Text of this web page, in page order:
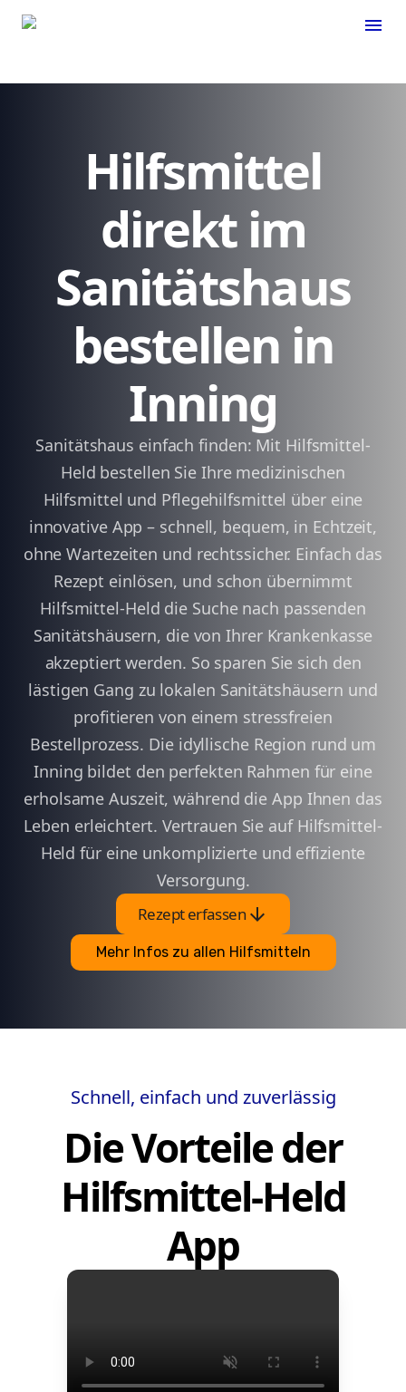
menu
Hilfsmittel
direkt im
Sanitätshaus
bestellen in
Inning
Sanitätshaus einfach finden: Mit Hilfsmittel-
Held bestellen Sie Ihre medizinischen
Hilfsmittel und Pflegehilfsmittel über eine
innovative App – schnell, bequem, in Echtzeit,
ohne Wartezeiten und rechtssicher. Einfach das
Rezept einlösen, und schon übernimmt
Hilfsmittel-Held die Suche nach passenden
Sanitätshäusern, die von Ihrer Krankenkasse
akzeptiert werden. So sparen Sie sich den
lästigen Gang zu lokalen Sanitätshäusern und
profitieren von einem stressfreien
Bestellprozess. Die idyllische Region rund um
Inning bildet den perfekten Rahmen für eine
erholsame Auszeit, während die App Ihnen das
Leben erleichtert. Vertrauen Sie auf Hilfsmittel-
Held für eine unkomplizierte und effiziente
Versorgung.
Rezept erfassenarrow_downward
Mehr Infos zu allen Hilfsmitteln
Schnell, einfach und zuverlässig
Die Vorteile der
Hilfsmittel-Held
App